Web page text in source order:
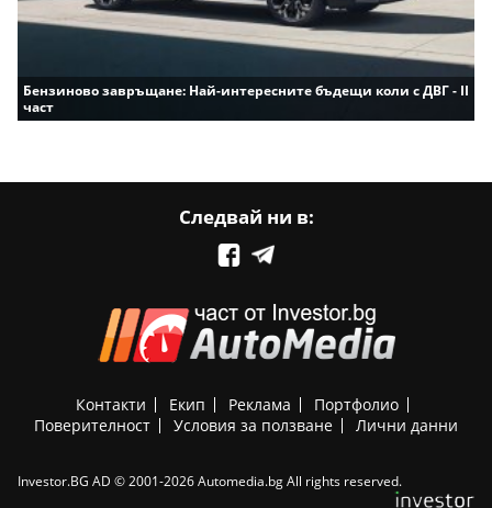
Бензиново завръщане: Най-интересните бъдещи коли с ДВГ - II
част
Следвай ни в:
Контакти Екип Реклама
Портфолио
Поверителност
Условия за ползване Лични данни
Investor.BG AD © 2001-2026 Automedia.bg All rights reserved.